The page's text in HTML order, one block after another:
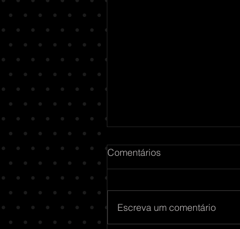
Comentários
Escreva um comentário